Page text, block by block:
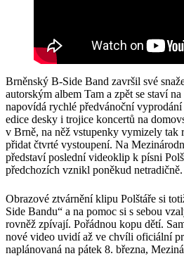
Brněnský B-Side Band završil své
autorským albem Tam a zpět se staví
napovídá rychlé předvánoční
edice desky i trojice koncertů na
v Brně, na něž vstupenky vymizely tak
přidat čtvrté vystoupení. Na
představí poslední videoklip k písni
předchozích vznikl poněkud netradičně.
Obrazové ztvárnění klipu Polštáře si
Side Bandu“ a na pomoc si s sebou
rovněž zpívají. Pořádnou kopu dětí.
nové video uvidí až ve chvíli oficiální
naplánovaná na pátek 8. března,